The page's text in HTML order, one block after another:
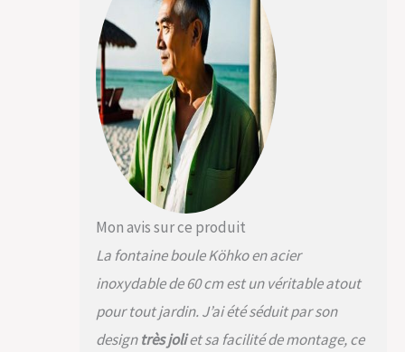
Mon avis sur ce produit
La fontaine boule Köhko en acier
inoxydable de 60 cm est un véritable atout
pour tout jardin. J’ai été séduit par son
designtrès joliet sa facilité de montage, ce